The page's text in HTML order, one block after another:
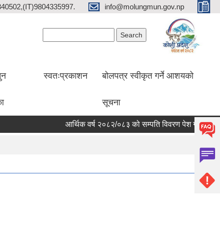
info@molungmun.gov.np
स्वतःप्रकाशन बोलपत्र स्वीकृत गर्ने आशयको
सूचना
आर्थिक वर्ष २०८२/०८३ को सम्पति विवरण पेश गर्ने सम्बन्धी